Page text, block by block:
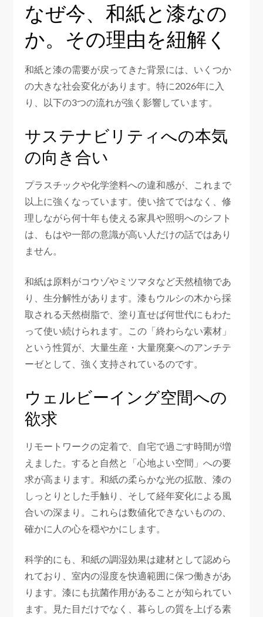
なぜ今、和紙と漆なの
か。その理由を紐解く
和紙と漆の需要が戻ってきた背景には、いくつか
の大きな社会変化があります。特に2026年に入
り、以下の3つの流れが強く影響しています。
サステナビリティへの本気
の向き合い
プラスチックや化学塗料への違和感が、これまで
以上に強くなっています。使い捨てではなく、修
理しながら何十年も使える家具や照明へのシフト
は、もはや一部の意識が高い人だけの話ではあり
ません。
和紙は原料がコウゾやミツマタなど天然植物であ
り、生分解性があります。漆もウルシの木から採
取される天然樹脂で、塗り直せば何世代にもわた
って使い続けられます。この「終わらない素材」
という性質が、大量生産・大量廃棄へのアンチテ
ーゼとして、強く支持されているのです。
ウェルビーイング空間への
欲求
リモートワークの定着で、自宅で過ごす時間が増
えました。すると自然と「心地よい空間」への要
求が高まります。和紙の柔らかな光の拡散、漆の
しっとりとした手触り、そして経年変化による風
合いの深まり。これらは数値化できないものの、
確かに人の心を穏やかにします。
科学的にも、和紙の調湿効果は建材として認めら
れており、室内の湿度を快適範囲に保つ働きがあ
ります。漆にも抗菌作用があることが知られてい
ます。見た目だけでなく、暮らしの質を上げる素